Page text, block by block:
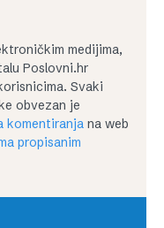
medijima,
Poslovni.hr
Svaki
obvezan je
komentiranja na web
propisanim